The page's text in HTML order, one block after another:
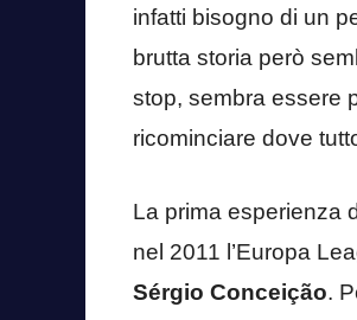
infatti bisogno di un
brutta storia però
stop, sembra essere
ricominciare dove
La prima esperienza
nel 2011 l’Europa
Sérgio Conceição.